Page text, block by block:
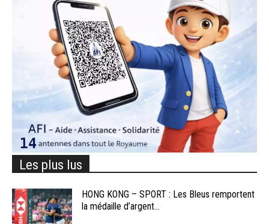
Les plus lus
HONG KONG – SPORT : Les Bleus remportent
la médaille d’argent...